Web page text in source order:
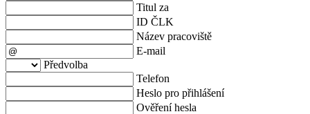
Titul za
ID ČLK
Název pracoviště
E-mail
Předvolba
Telefon
Heslo pro přihlášení
Ověření hesla